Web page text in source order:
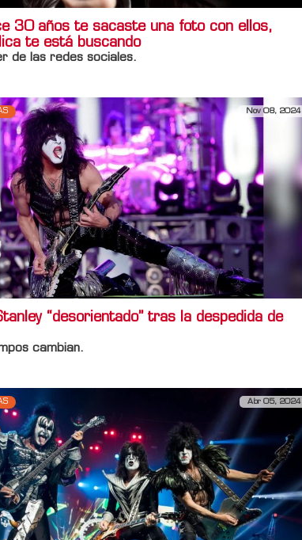
30 años te sacaste una foto con ellos,
te está buscando
de las redes sociales.
Nov 08, 2024
“desorientado” tras la despedida de
cambian.
Abr 05, 2024